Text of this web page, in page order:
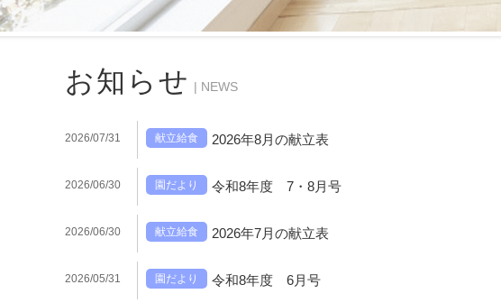
お知らせ | NEWS
2026/07/31 献立給食 2026年8月の献立表
2026/06/30 園だより 令和8年度 7・8月号
2026/06/30 献立給食 2026年7月の献立表
2026/05/31 園だより 令和8年度 6月号